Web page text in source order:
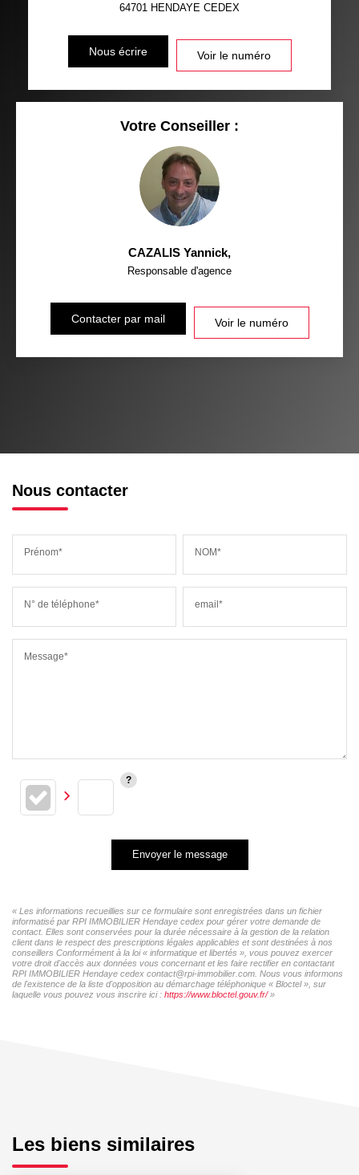
64701 HENDAYE CEDEX
Nous écrire Voir le numéro
Votre Conseiller :
CAZALIS Yannick,
Responsable d'agence
Contacter par mail Voir le numéro
Nous contacter
Prénom* NOM*
N° de téléphone* email*
Message*
Envoyer le message
« Les informations recueillies sur ce formulaire sont enregistrées dans un fichier
informatisé par RPI IMMOBILIER Hendaye cedex pour gérer votre demande de
contact. Elles sont conservées pour la durée nécessaire à la gestion de la relation
client dans le respect des prescriptions légales applicables et sont destinées à nos
conseillers Conformément à la loi « informatique et libertés », vous pouvez exercer
votre droit d'accès aux données vous concernant et les faire rectifier en contactant
RPI IMMOBILIER Hendaye cedex contact@rpi-immobilier.com. Nous vous informons
de l'existence de la liste d'opposition au démarchage téléphonique « Bloctel », sur
laquelle vous pouvez vous inscrire ici : https://www.bloctel.gouv.fr/»
Les biens similaires